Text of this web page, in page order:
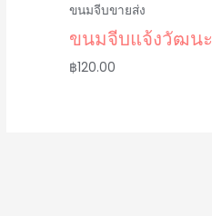
ขนมจีบขายส่ง
ขนมจีบแจ้งวัฒนะ
฿120.00